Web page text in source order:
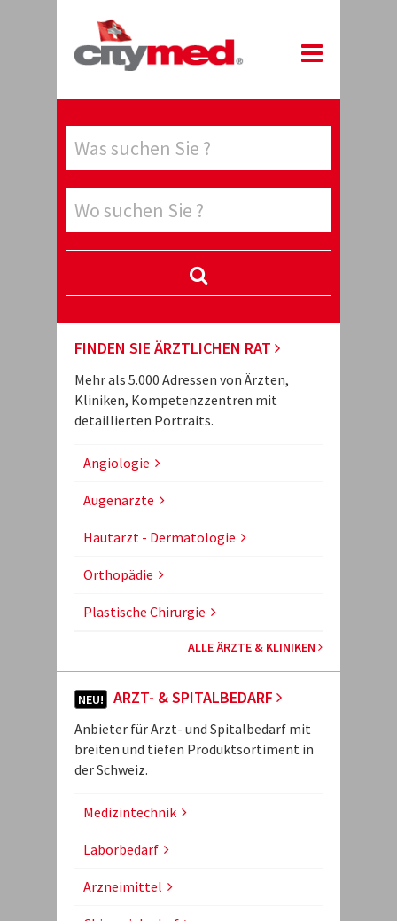
FINDEN SIE ÄRZTLICHEN RAT
Mehr als 5.000 Adressen von Ärzten,
Kliniken, Kompetenzzentren mit
detaillierten Portraits.
Angiologie
Augenärzte
Hautarzt - Dermatologie
Orthopädie
Plastische Chirurgie
ALLE ÄRZTE & KLINIKEN
NEU! ARZT- & SPITALBEDARF
Anbieter für Arzt- und Spitalbedarf mit
breiten und tiefen Produktsortiment in
der Schweiz.
Medizintechnik
Laborbedarf
Arzneimittel